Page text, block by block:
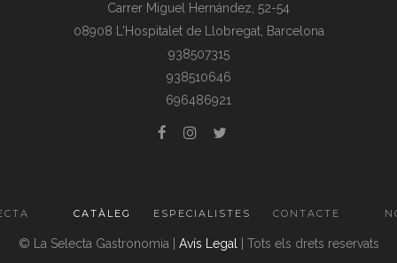
Carrer Miguel Hernández, 52-54
08908 L'Hospitalet de Llobregat, Barcelona
938507315
938510646
696486921
CATÀLEG ESPECIALISTES CONTACTE
© La Selecta Gastronomia | Avís Legal | Tots els drets reservats